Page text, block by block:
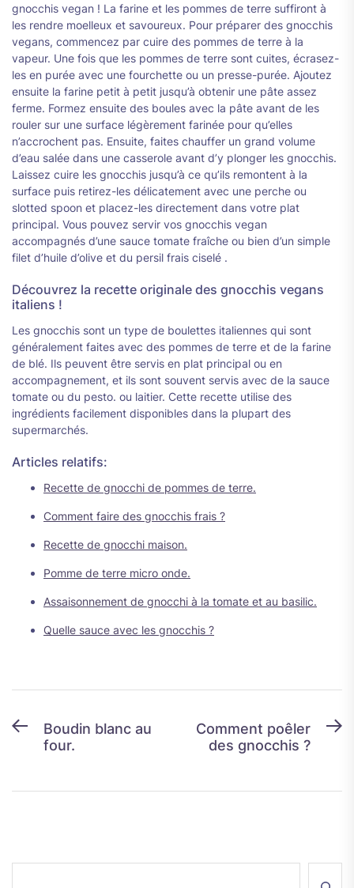
gnocchis vegan ! La farine et les pommes de terre suffiront à
les rendre moelleux et savoureux. Pour préparer des gnocchis
vegans, commencez par cuire des pommes de terre à la
vapeur. Une fois que les pommes de terre sont cuites, écrasez-
les en purée avec une fourchette ou un presse-purée. Ajoutez
ensuite la farine petit à petit jusqu’à obtenir une pâte assez
ferme. Formez ensuite des boules avec la pâte avant de les
rouler sur une surface légèrement farinée pour qu’elles
n’accrochent pas. Ensuite, faites chauffer un grand volume
d’eau salée dans une casserole avant d’y plonger les gnocchis.
Laissez cuire les gnocchis jusqu’à ce qu’ils remontent à la
surface puis retirez-les délicatement avec une perche ou
slotted spoon et placez-les directement dans votre plat
principal. Vous pouvez servir vos gnocchis vegan
accompagnés d’une sauce tomate fraîche ou bien d’un simple
filet d’huile d’olive et du persil frais ciselé .
Découvrez la recette originale des gnocchis vegans
italiens !
Les gnocchis sont un type de boulettes italiennes qui sont
généralement faites avec des pommes de terre et de la farine
de blé. Ils peuvent être servis en plat principal ou en
accompagnement, et ils sont souvent servis avec de la sauce
tomate ou du pesto. ou laitier. Cette recette utilise des
ingrédients facilement disponibles dans la plupart des
supermarchés.
Articles relatifs:
Recette de gnocchi de pommes de terre.
Comment faire des gnocchis frais ?
Recette de gnocchi maison.
Pomme de terre micro onde.
Assaisonnement de gnocchi à la tomate et au basilic.
Quelle sauce avec les gnocchis ?
Navigation
Previous
post:
Boudin blanc au
four.
Comment poêler
des gnocchis ?